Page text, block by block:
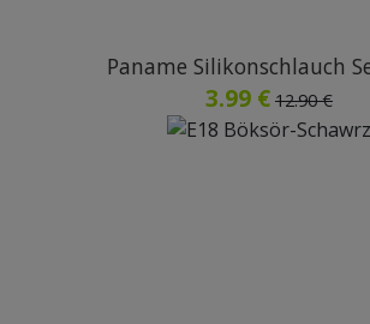
Paname Silikonschlauch
3.99 € 12.90 €